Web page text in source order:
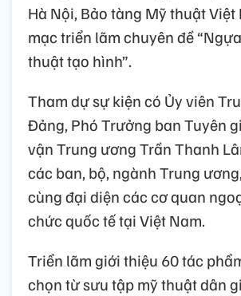
Hà Nội, Bảo tàng Mỹ thuật Việt
mạc triển lãm chuyên đề
thuật tạo hình”.
Tham dự sự kiện có Ủy viên
Đảng, Phó Trưởng ban Tuyên
vận Trung ương Trần Thanh
các ban, bộ, ngành Trung
cùng đại diện các cơ quan
chức quốc tế tại Việt Nam.
Triển lãm giới thiệu 60 tác
chọn từ sưu tập mỹ thuật dân